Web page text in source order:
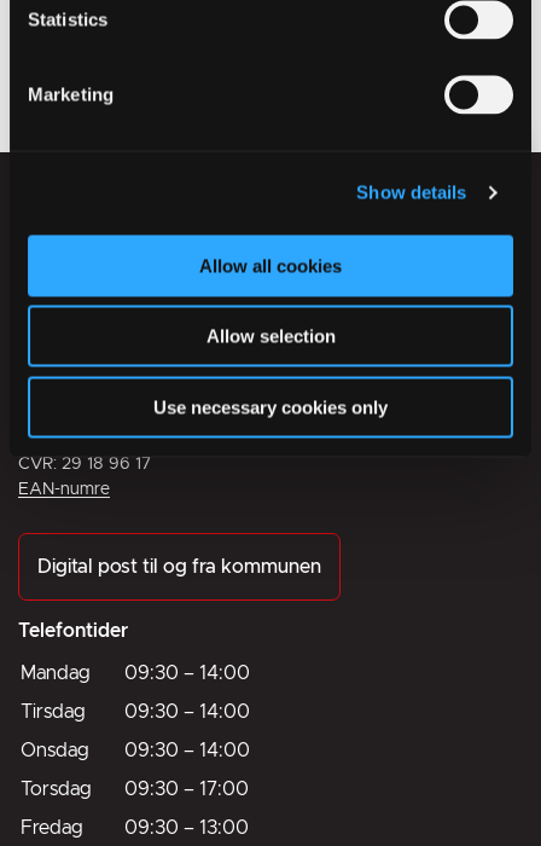
Statistics
Marketing
Show details
Allow all cookies
Allow selection
Use necessary cookies only
Ikast-Brande Kommune
Rådhusstrædet 6
Tlf.:+45 99 60 40 00
CVR: 29 18 96 17
EAN-numre
Digital post til og fra kommunen
Telefontider
Mandag 09:30 – 14:00
Tirsdag
09:30 – 14:00
Onsdag
09:30 – 14:00
Torsdag
09:30 – 17:00
Fredag
09:30 – 13:00